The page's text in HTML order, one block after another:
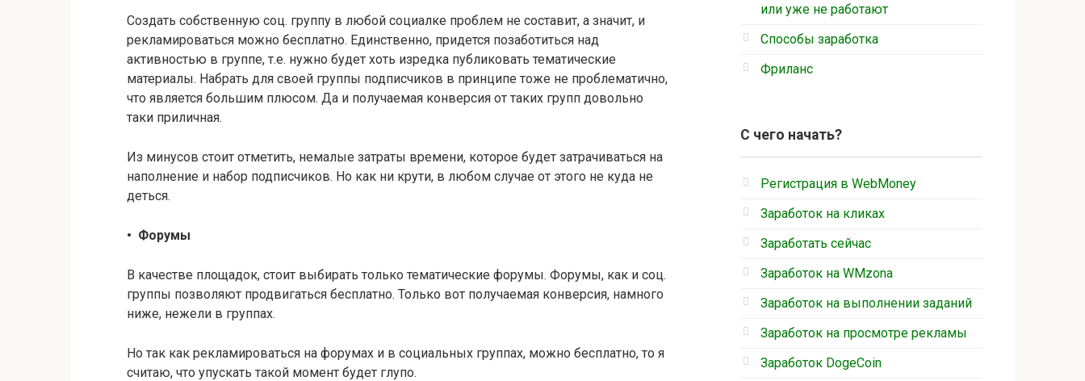
Создать собственную соц. группу в любой социалке проблем не составит, а значит, и
рекламироваться можно бесплатно. Единственно, придется позаботиться над
активностью в группе, т.е. нужно будет хоть изредка публиковать тематические
материалы. Набрать для своей группы подписчиков в принципе тоже не проблематично,
что является большим плюсом. Да и получаемая конверсия от таких групп довольно
таки приличная.
Из минусов стоит отметить, немалые затраты времени, которое будет затрачиваться на
наполнение и набор подписчиков. Но как ни крути, в любом случае от этого не куда не
деться.
• Форумы
В качестве площадок, стоит выбирать только тематические форумы. Форумы, как и соц.
группы позволяют продвигаться бесплатно. Только вот получаемая конверсия, намного
ниже, нежели в группах.
Но так как рекламироваться на форумах и в социальных группах, можно бесплатно, то я
считаю, что упускать такой момент будет глупо.
или уже не работают
Способы заработка
Фриланс
С чего начать?
Регистрация в WebMoney
Заработок на кликах
Заработать сейчас
Заработок на WMzona
Заработок на выполнении заданий
Заработок на просмотре рекламы
Заработок DogeCoin